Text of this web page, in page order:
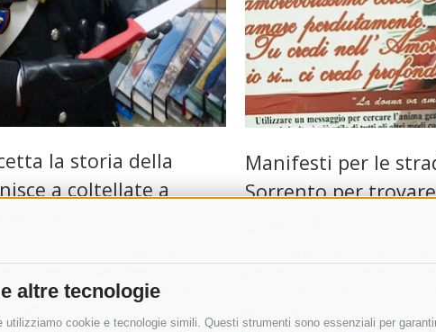
altre tecnologie
utilizziamo cookie e tecnologie simili. Questi strumenti sono essenziali per
la storia della
a coltellate a
E così, ieri sera, ha deciso di
Manifesti per le
Sorrento per